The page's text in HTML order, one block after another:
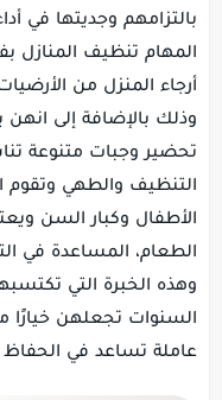
بالتزامهم وجديتها في
المهام تنظيف المنازل
أرجاء المنزل من
وذلك بالإضافة إلى
تحضير وجبات متنوعة
التنظيف والطهي وتقوم
الأطفال وكبار السن
الطعام، المساعدة في
وهذه الخبرة التي
السنوات تجعلهن خيارًا
عاملة تساعد في الحفاظ